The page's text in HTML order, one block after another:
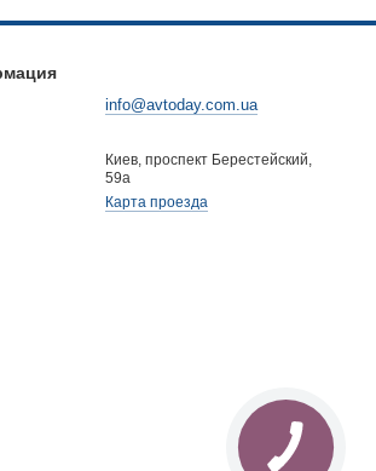
info@avtoday.com.ua
Киев, проспект Берестейский,
59а
Карта проезда